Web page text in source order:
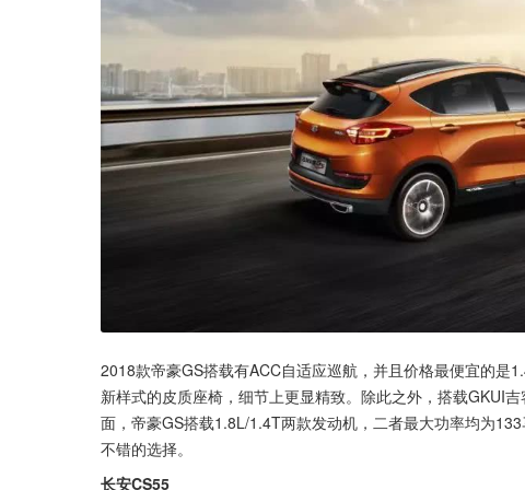
2018款帝豪GS搭载有ACC自适应巡航，并且价格最便宜的是
新样式的皮质座椅，细节上更显精致。除此之外，搭载GKUI
面，帝豪GS搭载1.8L/1.4T两款发动机，二者最大功率均为
不错的选择。
长安CS55